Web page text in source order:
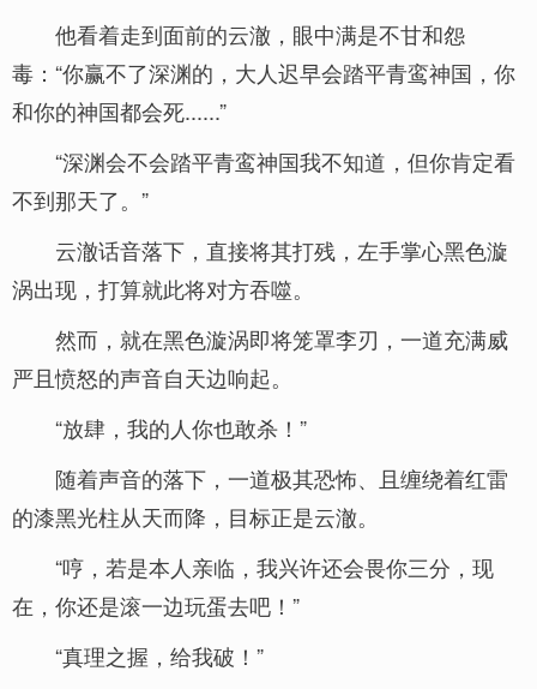
他看着走到面前的云澈，眼中满是不甘和怨
毒：“你赢不了深渊的，大人迟早会踏平青鸾神国，你
和你的神国都会死......”
“深渊会不会踏平青鸾神国我不知道，但你肯定看
不到那天了。”
云澈话音落下，直接将其打残，左手掌心黑色漩
涡出现，打算就此将对方吞噬。
然而，就在黑色漩涡即将笼罩李刃，一道充满威
严且愤怒的声音自天边响起。
“放肆，我的人你也敢杀！”
随着声音的落下，一道极其恐怖、且缠绕着红雷
的漆黑光柱从天而降，目标正是云澈。
“哼，若是本人亲临，我兴许还会畏你三分，现
在，你还是滚一边玩蛋去吧！”
“真理之握，给我破！”